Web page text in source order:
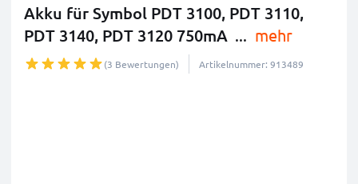
Akku für Symbol PDT 3100, PDT 3110,
PDT 3140, PDT 3120 750mA ... mehr
(3 Bewertungen) Artikelnummer: 913489